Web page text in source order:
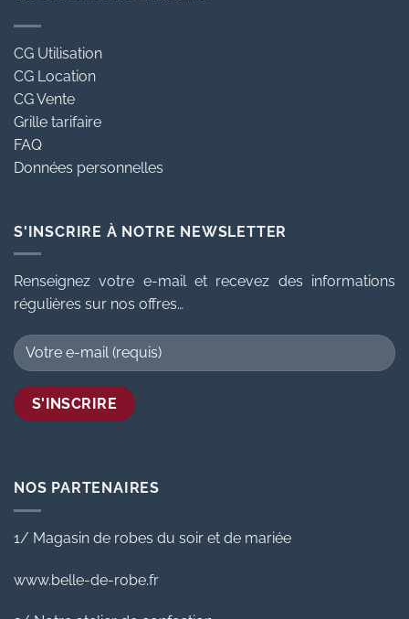
CG Utilisation
CG Location
CG Vente
Grille tarifaire
FAQ
Données personnelles
S'INSCRIRE À NOTRE NEWSLETTER
Renseignez votre e-mail et recevez des informations
régulières sur nos offres…
NOS PARTENAIRES
1/ Magasin de robes du soir et de mariée
www.belle-de-robe.fr